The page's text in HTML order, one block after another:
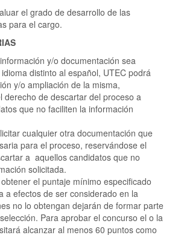
el grado de desarrollo de las
para el cargo.
y/o documentación sea
distinto al español, UTEC podrá
y/o ampliación de la misma,
derecho de descartar del proceso a
que no faciliten la información
cualquier otra documentación que
para el proceso, reservándose el
a aquellos candidatos que no
solicitada.
el puntaje mínimo especificado
a efectos de ser considerado en la
no lo obtengan dejarán de formar parte
Para aprobar el concurso el o la
alcanzar al menos 60 puntos como